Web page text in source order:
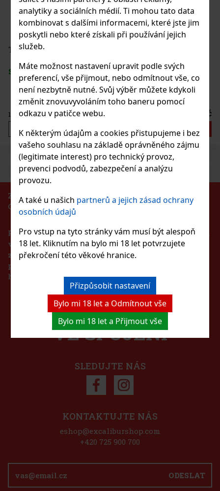
analytiky a sociálních médií. Ti mohou tato data
kombinovat s dalšími informacemi, které jste jim
poskytli nebo které získali při používání jejich
služeb.
Máte možnost nastavení upravit podle svých
preferencí, vše přijmout, nebo odmítnout vše, co
není nezbytně nutné. Svůj výběr můžete kdykoli
změnit znovuvyvoláním toho baneru pomocí
odkazu v patičce webu.
K některým údajům a cookies přistupujeme i bez
vašeho souhlasu na základě oprávněného zájmu
(legitimate interest) pro technický provoz,
prevenci podvodů, zabezpečení a analýzu
provozu.
A také u našich partnerů a jejich zásad ochrany
osobních údajů
Pro vstup na tyto stránky vám musí být alespoň
18 let. Kliknutím na bylo mi 18 let potvrzujete
překročení této věkové hranice.
Přizpůsobit nastavení
Bylo mi 18 let a Odmítnout vše
Bylo mi 18 let a Přijmout vše
LOONEY TUNES
Do košíku
Sleva: 27%
DISNEY 1 01
200 Kč
Sleva: 27%
PreviousNext
ZÁKAZ PRODEJE ALKOHOLICKÝCH NÁPOJŮ
OSOBÁM MLADŠÍM 18 LET!!!
Podle zákona o evidenci tržeb je prodávající povinen
vystavit kupujícímu účtenku. Zároveň je povinen
zaevidovat přijatou tržbu u správce daně online v
případě technického výpadku pak nejpozději do 48
hodin.
ZŮSTAŇTE S NÁMI
VE SPOJENÍ
SLEDUJTE NÁS
ODESLAT
KONTAKTUJTE NÁS
eshop@excaliburshop.com
+420 725 900 700